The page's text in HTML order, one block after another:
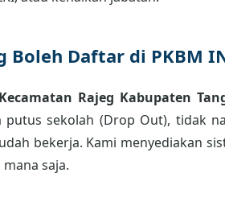
Boleh Daftar di PKBM
Rajeg Kabupaten
putus sekolah (Drop Out), tidak
bekerja. Kami menyediakan
saja.